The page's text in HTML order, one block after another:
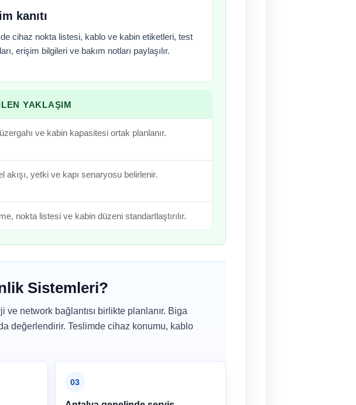
kanıtı
cihaz nokta listesi, kablo ve kabin etiketleri, test
erişim bilgileri ve bakım notları paylaşılır.
YAKLAŞIM
ve kabin kapasitesi ortak planlanır.
akışı, yetki ve kapı senaryosu belirlenir.
nokta listesi ve kabin düzeni standartlaştırılır.
Sistemleri?
ve network bağlantısı birlikte planlanır. Biga
değerlendirir. Teslimde cihaz konumu, kablo
03